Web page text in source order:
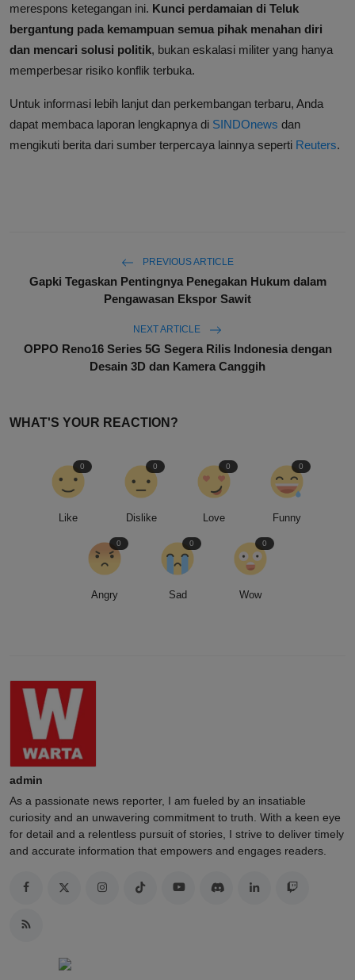
merespons ketegangan ini. Kunci perdamaian di Teluk
bergantung pada kemampuan semua pihak menahan diri
dan mencari solusi politik, bukan eskalasi militer yang hanya
memperbesar risiko konflik terbuka.
Untuk informasi lebih lanjut dan perkembangan terbaru, Anda
dapat membaca laporan lengkapnya di SINDOnews dan
mengikuti berita dari sumber terpercaya lainnya seperti Reuters.
PREVIOUS ARTICLE
Gapki Tegaskan Pentingnya Penegakan Hukum dalam
Pengawasan Ekspor Sawit
NEXT ARTICLE
OPPO Reno16 Series 5G Segera Rilis Indonesia dengan
Desain 3D dan Kamera Canggih
WHAT'S YOUR REACTION?
Like
0
Dislike
0
Love
0
Funny
0
Angry
0
Sad
0
Wow
0
admin
As a passionate news reporter, I am fueled by an insatiable
curiosity and an unwavering commitment to truth. With a keen eye
for detail and a relentless pursuit of stories, I strive to deliver timely
and accurate information that empowers and engages readers.